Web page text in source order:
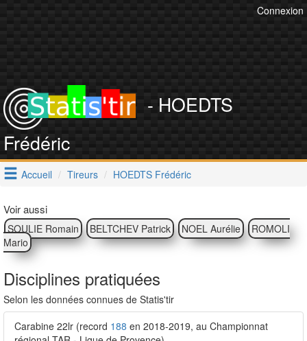
Connexion
- HOEDTS
Frédéric
Accueil Tireurs HOEDTS Frédéric
Voir aussi
SOULIE Romain BELTCHEV Patrick NOEL Aurélie
ROMOLI
Mario
Disciplines pratiquées
Selon les données connues de Statis'tir
Carabine 22lr (record 188 en 2018-2019, au Championnat